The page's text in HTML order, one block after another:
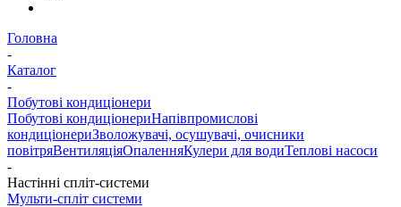
Головна
-
Каталог
-
Побутові кондиціонери
Побутові кондиціонериНапівпромислові
кондиціонериЗволожувачі, осушувачі, очисники
повітряВентиляціяОпаленняКулери для водиТеплові насоси
-
Настінні спліт-системи
Мульти-спліт системи